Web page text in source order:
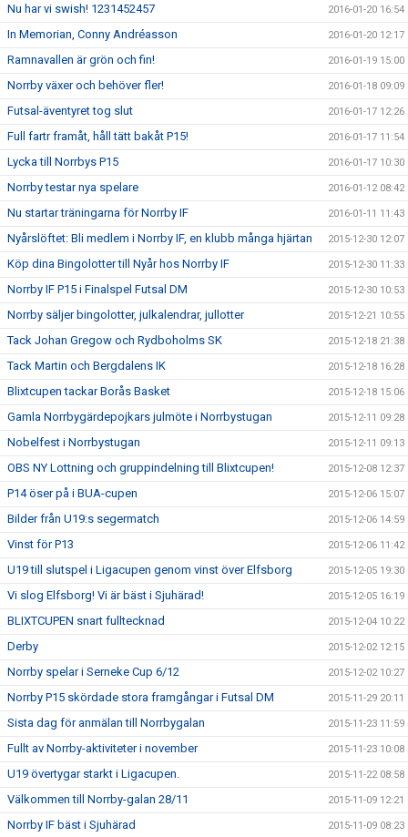
Nu har vi swish! 1231452457 2016-01-20 16:54
In Memorian, Conny Andréasson 2016-01-20 12:17
Ramnavallen är grön och fin! 2016-01-19 15:00
Norrby växer och behöver fler! 2016-01-18 09:09
Futsal-äventyret tog slut 2016-01-17 12:26
Full fartr framåt, håll tätt bakåt P15! 2016-01-17 11:54
Lycka till Norrbys P15 2016-01-17 10:30
Norrby testar nya spelare 2016-01-12 08:42
Nu startar träningarna för Norrby IF 2016-01-11 11:43
Nyårslöftet: Bli medlem i Norrby IF, en klubb många hjärtan 2015-12-30 12:07
Köp dina Bingolotter till Nyår hos Norrby IF 2015-12-30 11:33
Norrby IF P15 i Finalspel Futsal DM 2015-12-30 10:53
Norrby säljer bingolotter, julkalendrar, jullotter 2015-12-21 10:55
Tack Johan Gregow och Rydboholms SK 2015-12-18 21:38
Tack Martin och Bergdalens IK 2015-12-18 16:28
Blixtcupen tackar Borås Basket 2015-12-18 15:06
Gamla Norrbygärdepojkars julmöte i Norrbystugan 2015-12-11 09:28
Nobelfest i Norrbystugan 2015-12-11 09:13
OBS NY Lottning och gruppindelning till Blixtcupen! 2015-12-08 12:37
P14 öser på i BUA-cupen 2015-12-06 15:07
Bilder från U19:s segermatch 2015-12-06 14:59
Vinst för P13 2015-12-06 11:42
U19 till slutspel i Ligacupen genom vinst över Elfsborg 2015-12-05 19:30
Vi slog Elfsborg! Vi är bäst i Sjuhärad! 2015-12-05 16:19
BLIXTCUPEN snart fulltecknad 2015-12-04 10:22
Derby 2015-12-02 12:15
Norrby spelar i Serneke Cup 6/12 2015-12-02 10:27
Norrby P15 skördade stora framgångar i Futsal DM 2015-11-29 20:11
Sista dag för anmälan till Norrbygalan 2015-11-23 11:59
Fullt av Norrby-aktiviteter i november 2015-11-23 10:08
U19 övertygar starkt i Ligacupen. 2015-11-22 08:58
Välkommen till Norrby-galan 28/11 2015-11-09 12:21
Norrby IF bäst i Sjuhärad 2015-11-09 08:23